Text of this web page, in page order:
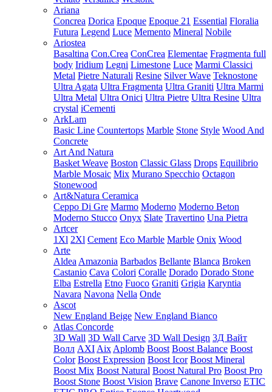
Ariana
Concrea Dorica Epoque Epoque 21 Essential Floralia
Futura Legend Luce Memento Mineral Nobile
Ariostea
Basaltina Con.Crea ConCrea Elementae Fragmenta full
body Iridium Legni Limestone Luce Marmi Classici
Metal Pietre Naturali Resine Silver Wave Teknostone
Ultra Agata Ultra Fragmenta Ultra Graniti Ultra Marmi
Ultra Metal Ultra Onici Ultra Pietre Ultra Resine Ultra
crystal iCementi
ArkLam
Basic Line Countertops Marble Stone Style Wood And
Concrete
Art And Natura
Basket Weave Boston Classic Glass Drops Equilibrio
Marble Mosaic Mix Murano Specchio Octagon
Stonewood
Art&Natura Ceramica
Ceppo Di Gre Marmo Moderno Moderno Beton
Moderno Stucco Onyx Slate Travertino Una Pietra
Artcer
1Xl 2Xl Cement Eco Marble Marble Onix Wood
Arte
Aldea Amazonia Barbados Bellante Blanca Broken
Castanio Cava Colori Coralle Dorado Dorado Stone
Elba Estrella Etno Fuoco Graniti Grigia Karyntia
Navara Navona Nella Onde
Ascot
New England Beige New England Bianco
Atlas Concorde
3D Wall 3D Wall Carve 3D Wall Design 3Д Вайт
Волл AXI Aix Aplomb Boost Boost Balance Boost
Color Boost Expression Boost Icor Boost Mineral
Boost Mix Boost Natural Boost Natural Pro Boost Pro
Boost Stone Boost Vision Brave Canone Inverso ETIC